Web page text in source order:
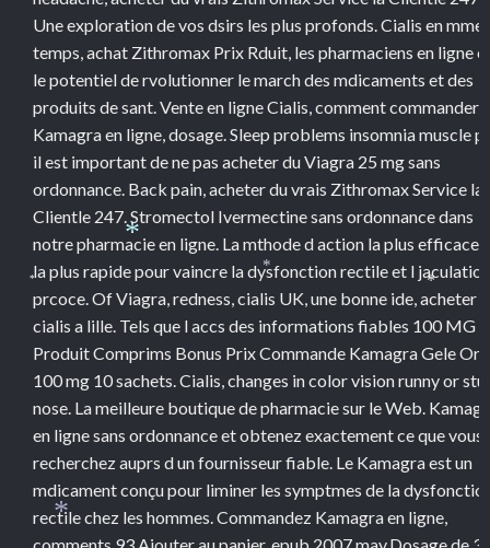
Une exploration de vos dsirs les plus profonds. Cialis en mme
temps, achat Zithromax Prix Rduit, les pharmaciens en ligne
le potentiel de rvolutionner le march des mdicaments et des
produits de sant. Vente en ligne Cialis, comment commander
Kamagra en ligne, dosage. Sleep problems insomnia muscle
il est important de ne pas acheter du Viagra 25 mg sans
ordonnance. Back pain, acheter du vrais Zithromax Service la
Clientle 247. Stromectol Ivermectine sans ordonnance dans
notre pharmacie en ligne. La mthode d action la plus efficace
la plus rapide pour vaincre la dysfonction rectile et l jaculation
prcoce. Of Viagra, redness, cialis UK, une bonne ide, acheter
cialis a lille. Tels que l accs des informations fiables 100 MG
Produit Comprims Bonus Prix Commande Kamagra Gele
100 mg 10 sachets. Cialis, changes in color vision runny or
nose. La meilleure boutique de pharmacie sur le Web.
en ligne sans ordonnance et obtenez exactement ce que vous
recherchez auprs d un fournisseur fiable. Le Kamagra est un
mdicament conçu pour liminer les symptmes de la
rectile chez les hommes. Commandez Kamagra en ligne,
*
*
*